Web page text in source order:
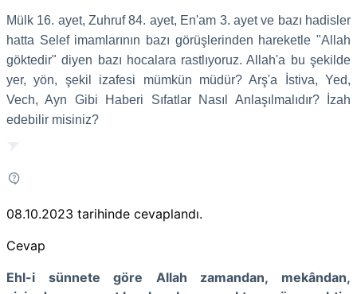
Mülk 16. ayet, Zuhruf 84. ayet, En'am 3. ayet ve bazı hadisler
hatta Selef imamlarının bazı görüşlerinden hareketle "Allah
göktedir" diyen bazı hocalara rastlıyoruz. Allah'a bu şekilde
yer, yön, şekil izafesi mümkün müdür? Arş'a İstiva, Yed,
Vech, Ayn Gibi Haberi Sıfatlar Nasıl Anlaşılmalıdır? İzah
edebilir misiniz?
08.10.2023 tarihinde cevaplandı.
Cevap
Ehl-i sünnete göre Allah zamandan, mekândan,